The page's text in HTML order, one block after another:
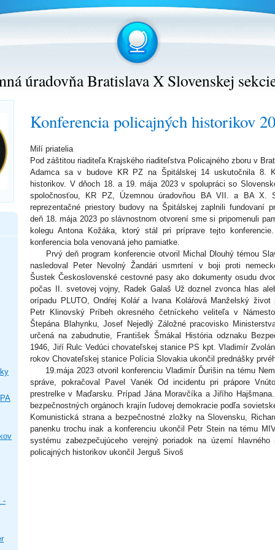
úradovňa Bratislava X Slovenskej
Konferencia policajných historikov
Milí priatelia
Pod záštitou riaditeľa Krajského riaditeľstva Policajného zboru v
Adamca sa v budove KR PZ na Špitálskej 14 uskutočnila 8.
historikov. V dňoch 18. a 19. mája 2023 v spolupráci so
spoločnosťou, KR PZ, Územnou úradovňou BA VII. a BA X.
reprezentačné priestory budovy na Špitálskej zaplnili fundovaní
deň 18. mája 2023 po slávnostnom otvorení sme si pripomenuli
kolegu Antona Kožáka, ktorý stál pri príprave tejto
konferencia bola venovaná jeho pamiatke.
Prvý deň program konferencie otvoril Michal Dlouhý témou
nasledoval Peter Nevolný Žandári usmrtení v boji proti
Šustek Československé cestovné pasy ako dokumenty osudu
počas II. svetovej vojny, Radek Galaš Už doznel zvonca hlas
orípadu PLUTO, Ondŕej Koláŕ a Ivana Koláŕová Manželský
Petr Klinovský Príbeh okresného četníckeho veliteľa v
Štepána Blahynku, Josef Nejedlý Záložné pracovisko
určená na zabudnutie, František Šmákal História odznaku
1946, Jiŕí Rulc Vedúci chovateľskej stanice PS kpt. Vladimír
rokov Chovateľskej stanice Polícia Slovakia ukončil prednášky
19.mája 2023 otvoril konferenciu Vladimír Ďurišin na tému
správe, pokračoval Pavel Vanék Od incidentu pri prápore
prestrelke v Maďarsku. Prípad Jána Moravčíka a Jiřího
bezpečnostných orgánoch krajín ľudovej demokracie podľa
Komunistická strana a bezpečnostné zložky na Slovensku,
panenku trochu inak a konferenciu ukončil Petr Stein na tému
systému zabezpečujúceho verejný poriadok na území
policajných historikov ukončil Jerguš Sivoš
-